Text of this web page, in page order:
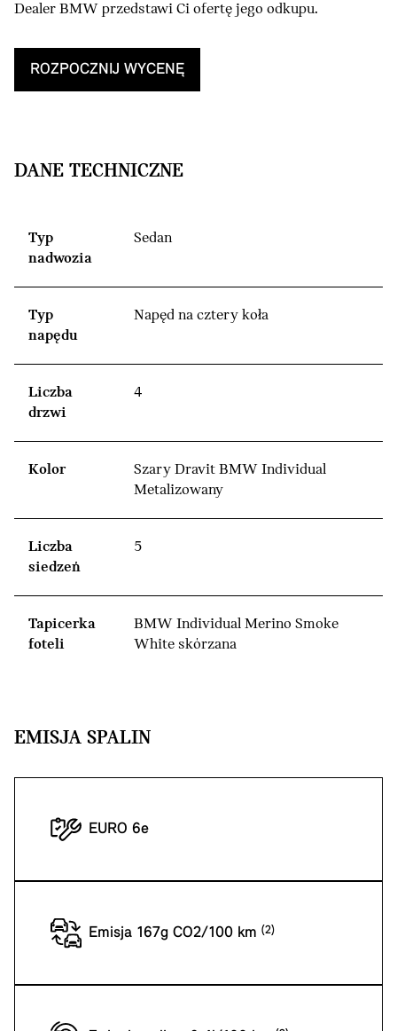
Dealer BMW przedstawi Ci ofertę jego odkupu.
ROZPOCZNIJ WYCENĘ
DANE TECHNICZNE
Typ
nadwozia
Sedan
Typ
napędu
Napęd na cztery koła
Liczba
drzwi
4
Kolor
Szary Dravit BMW Individual
Metalizowany
Liczba
siedzeń
5
Tapicerka
foteli
BMW Individual Merino Smoke
White skórzana
EMISJA SPALIN
EURO 6e
Emisja 167g CO2/100 km